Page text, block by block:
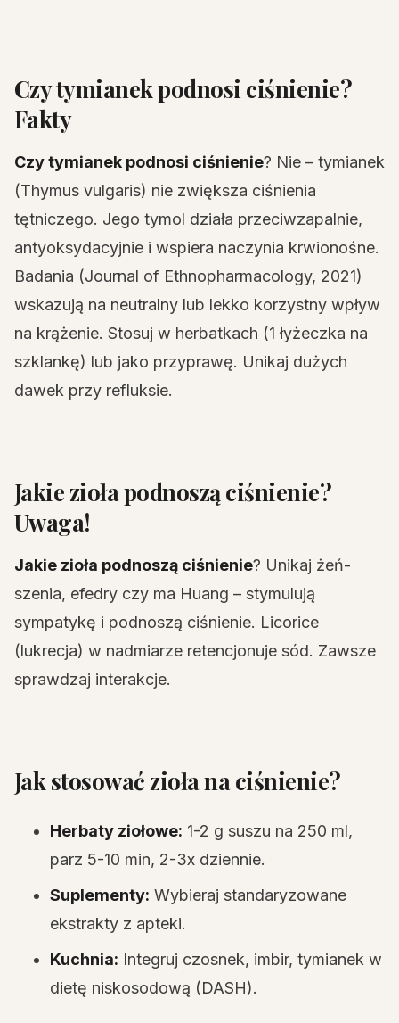
Czy tymianek podnosi ciśnienie?
Fakty
Czy tymianek podnosi ciśnienie? Nie – tymianek
(Thymus vulgaris) nie zwiększa ciśnienia
tętniczego. Jego tymol działa przeciwzapalnie,
antyoksydacyjnie i wspiera naczynia krwionośne.
Badania (Journal of Ethnopharmacology, 2021)
wskazują na neutralny lub lekko korzystny wpływ
na krążenie. Stosuj w herbatkach (1 łyżeczka na
szklankę) lub jako przyprawę. Unikaj dużych
dawek przy refluksie.
Jakie zioła podnoszą ciśnienie?
Uwaga!
Jakie zioła podnoszą ciśnienie? Unikaj żeń-
szenia, efedry czy ma Huang – stymulują
sympatykę i podnoszą ciśnienie. Licorice
(lukrecja) w nadmiarze retencjonuje sód. Zawsze
sprawdzaj interakcje.
Jak stosować zioła na ciśnienie?
Herbaty ziołowe: 1-2 g suszu na 250 ml,
parz 5-10 min, 2-3x dziennie.
Suplementy: Wybieraj standaryzowane
ekstrakty z apteki.
Kuchnia: Integruj czosnek, imbir, tymianek w
dietę niskosodową (DASH).